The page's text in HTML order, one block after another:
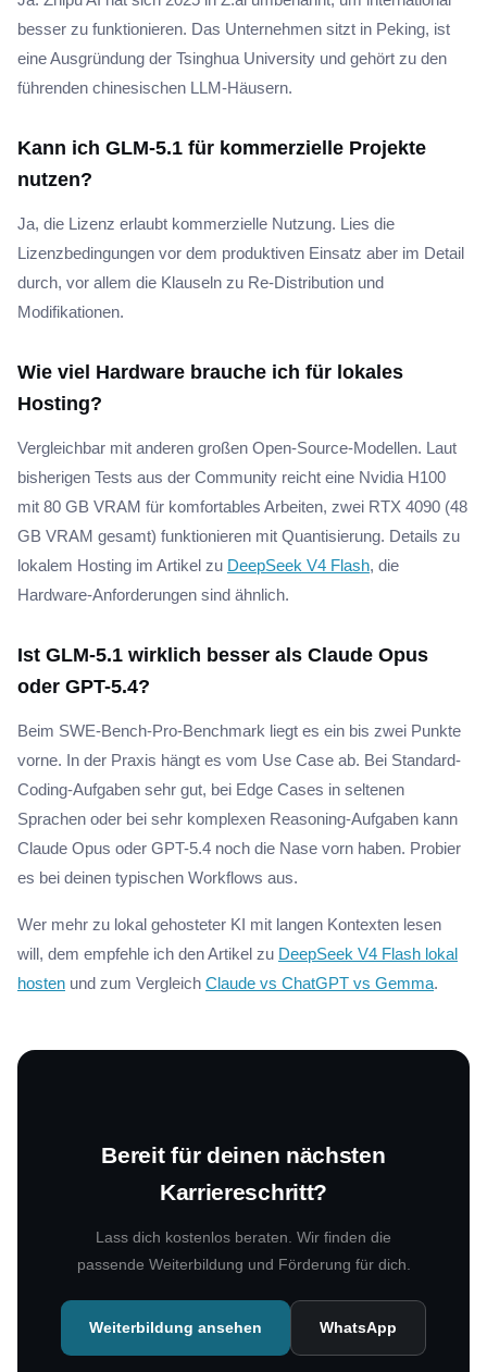
besser zu funktionieren. Das Unternehmen sitzt in Peking, ist
eine Ausgründung der Tsinghua University und gehört zu den
führenden chinesischen LLM-Häusern.
Kann ich GLM-5.1 für kommerzielle Projekte
nutzen?
Ja, die Lizenz erlaubt kommerzielle Nutzung. Lies die
Lizenzbedingungen vor dem produktiven Einsatz aber im Detail
durch, vor allem die Klauseln zu Re-Distribution und
Modifikationen.
Wie viel Hardware brauche ich für lokales
Hosting?
Vergleichbar mit anderen großen Open-Source-Modellen. Laut
bisherigen Tests aus der Community reicht eine Nvidia H100
mit 80 GB VRAM für komfortables Arbeiten, zwei RTX 4090 (48
GB VRAM gesamt) funktionieren mit Quantisierung. Details zu
lokalem Hosting im Artikel zu DeepSeek V4 Flash, die
Hardware-Anforderungen sind ähnlich.
Ist GLM-5.1 wirklich besser als Claude Opus
oder GPT-5.4?
Beim SWE-Bench-Pro-Benchmark liegt es ein bis zwei Punkte
vorne. In der Praxis hängt es vom Use Case ab. Bei Standard-
Coding-Aufgaben sehr gut, bei Edge Cases in seltenen
Sprachen oder bei sehr komplexen Reasoning-Aufgaben kann
Claude Opus oder GPT-5.4 noch die Nase vorn haben. Probier
es bei deinen typischen Workflows aus.
Wer mehr zu lokal gehosteter KI mit langen Kontexten lesen
will, dem empfehle ich den Artikel zu DeepSeek V4 Flash lokal
hosten und zum Vergleich Claude vs ChatGPT vs Gemma.
Bereit für deinen nächsten
Karriereschritt?
Lass dich kostenlos beraten. Wir finden die
passende Weiterbildung und Förderung für dich.
Weiterbildung ansehen WhatsApp